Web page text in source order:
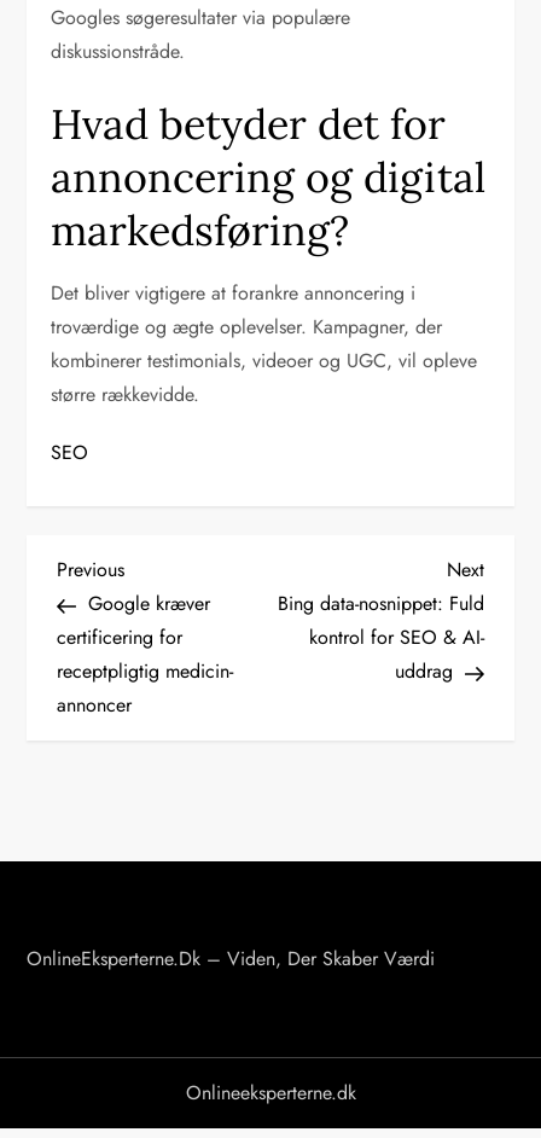
Googles søgeresultater via populære
diskussionstråde.
Hvad betyder det for
annoncering og digital
markedsføring?
Det bliver vigtigere at forankre annoncering i
troværdige og ægte oplevelser. Kampagner, der
kombinerer testimonials, videoer og UGC, vil opleve
større rækkevidde.
SEO
I
n
d
n
v
Previous
Post
Previous
Google kræver
certificering for
receptpligtig medicin-
annoncer
Next
Post
Next
Bing data-nosnippet: Fuld
kontrol for SEO & AI-
uddrag
OnlineEksperterne.dk – Viden, Der Skaber Værdi
Onlineeksperterne.dk